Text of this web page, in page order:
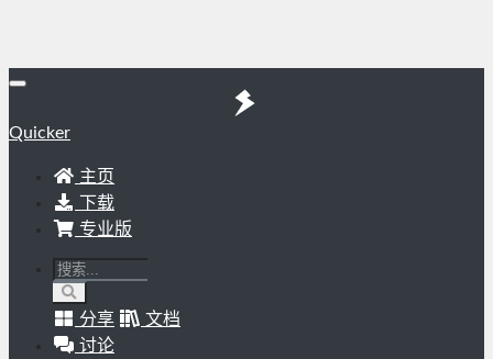
Quicker
主页
下载
专业版
分享
文档
讨论